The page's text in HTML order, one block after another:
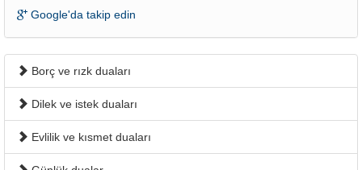
Google'da takip edin
Borç ve rızk duaları
Dilek ve istek duaları
Evlilik ve kısmet duaları